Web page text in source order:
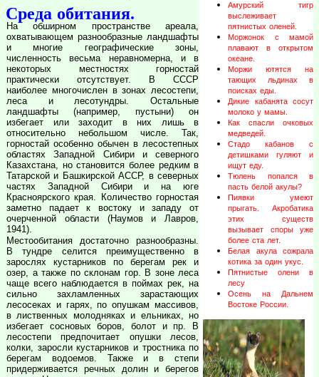
Среда обитания.
На обширном пространстве ареала,
охватывающем разнообразные ландшафты
и многие географические зоны,
численность весьма неравномерна, и в
некоторых местностях горностай
практически отсутствует. В СССР
наиболее многочислен в зонах лесостепи,
леса и лесотундры. Остальные
ландшафты (например, пустыни) он
избегает или заходит в них лишь в
относительно небольшом числе. Так,
горностай особенно обычен в лесостепных
областях Западной Сибири и северного
Казахстана, но становится более редким в
Татарской и Башкирской АССР, в северных
частях Западной Сибири и на юге
Красноярского края. Количество горностая
заметно падает к востоку и западу от
очерченной области (Наумов и Лавров,
1941).
Местообитания достаточно разнообразны.
В тундре селится преимущественно в
зарослях кустарников по берегам рек и
озер, а также по склонам гор. В зоне леса
чаще всего наблюдается в поймах рек, на
сильно захламленных зарастающих
лесосеках и гарях, по опушкам массивов,
в лиственных молодняках и ельниках, но
избегает сосновых боров, болот и пр. В
лесостепи предпочитает опушки лесов,
колки, заросли кустарников и тростника по
берегам водоемов. Также и в степи
придерживается речных долин и берегов
Амурский тигр
выслеживает
пятнистых оленей.
Моржонок с мамой
плавают в открытом
океане.
Моржи ютятся на
тающих льдинах в
поисках еды.
Дикие кабанята сосут
молоко у мамы.
Как спасли очковых
медведей.
Стадо кабанов с
детишками гуляют и
ищут еду.
Тюлень попался в
пасть белой акулы?
Пиявки умеют
прыгать. Акробатика
этих существ
вызывает споры уже
более ста лет.
Белая акула сожрала
котика за один укус.
Пятнистые олени в
лесу
Осень на Дальнем
Востоке России.